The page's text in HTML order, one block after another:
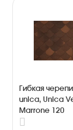
Гибкая
unica, Unica
Marrone 120